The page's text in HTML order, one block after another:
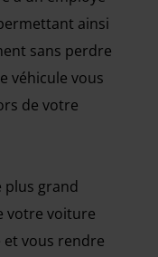
ainsi
sans perdre
véhicule vous
de votre
plus grand
votre voiture
vous rendre